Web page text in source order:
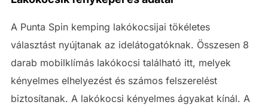
A Punta Spin kemping lakókocsijai tökéletes
választást nyújtanak az idelátogatóknak. Összesen 8
darab mobilklímás lakókocsi található itt, melyek
kényelmes elhelyezést és számos felszerelést
biztosítanak. A lakókocsi kényelmes ágyakat kínál. A